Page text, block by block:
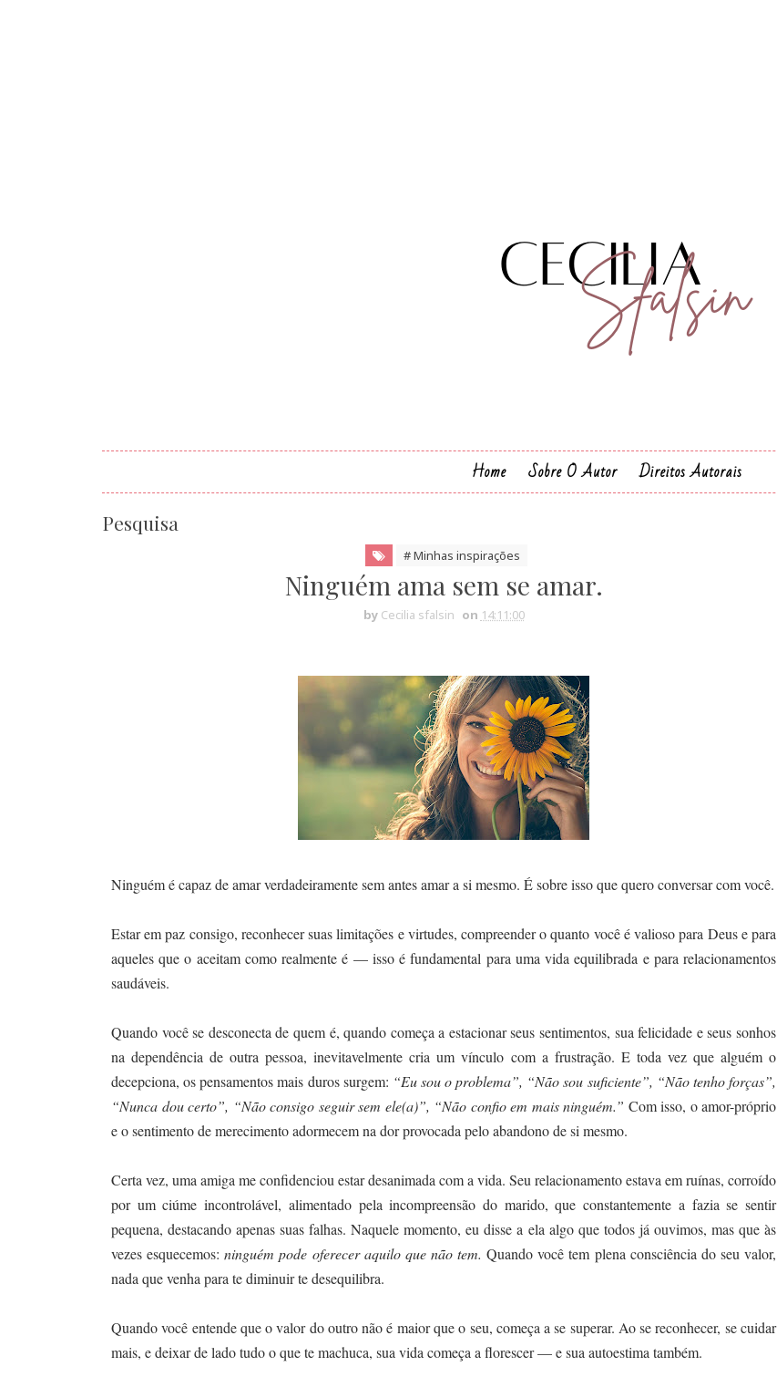
Home Sobre O Autor Direitos Autorais
Pesquisa
# Minhas inspirações
Ninguém ama sem se amar.
by Cecilia sfalsin on 14:11:00
Ninguém é capaz de amar verdadeiramente sem antes amar a si mesmo. É sobre isso que quero conversar com você.
Estar em paz consigo, reconhecer suas limitações e virtudes, compreender o quanto você é valioso para Deus e para
aqueles que o aceitam como realmente é — isso é fundamental para uma vida equilibrada e para relacionamentos
saudáveis.
Quando você se desconecta de quem é, quando começa a estacionar seus sentimentos, sua felicidade e seus sonhos
na dependência de outra pessoa, inevitavelmente cria um vínculo com a frustração. E toda vez que alguém o
decepciona, os pensamentos mais duros surgem: “Eu sou o problema”, “Não sou suficiente”, “Não tenho forças”,
“Nunca dou certo”, “Não consigo seguir sem ele(a)”, “Não confio em mais ninguém.” Com isso, o amor-próprio
e o sentimento de merecimento adormecem na dor provocada pelo abandono de si mesmo.
Certa vez, uma amiga me confidenciou estar desanimada com a vida. Seu relacionamento estava em ruínas, corroído
por um ciúme incontrolável, alimentado pela incompreensão do marido, que constantemente a fazia se sentir
pequena, destacando apenas suas falhas. Naquele momento, eu disse a ela algo que todos já ouvimos, mas que às
vezes esquecemos:ninguém pode oferecer aquilo que não tem. Quando você tem plena consciência do seu valor,
nada que venha para te diminuir te desequilibra.
Quando você entende que o valor do outro não é maior que o seu, começa a se superar. Ao se reconhecer, se cuidar
mais, e deixar de lado tudo o que te machuca, sua vida começa a florescer — e sua autoestima também.